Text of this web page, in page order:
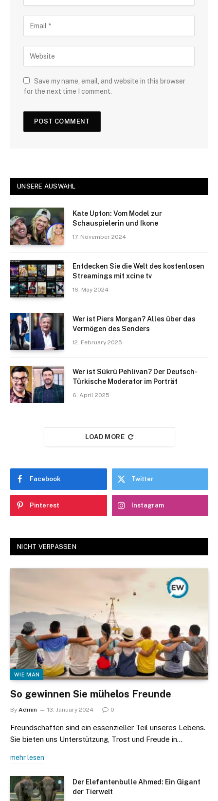
Save my name, email, and website in this browser
for the next time I comment.
UNSERE AUSWAHL
Kate Upton: Vom Model zur
Schauspielerin und Ikone
17. November 2024
Entdecken Sie die Welt des kostenlosen
Streamings mit xcine tv
16. May 2024
Wer ist Piers Morgan? Alles über das
Vermögen des Senders
12. February 2025
Wer ist Sükrü Pehlivan? Der Deutsch-
Türkische Moderator im Porträt
6. April 2025
LOAD MORE
Facebook Twitter
Pinterest Instagram
NICHT VERPASSEN
WIE MAN
So gewinnen Sie mühelos Freunde
By Admin 13. January 2024 0
Freundschaften sind ein essenzieller Teil unseres Lebens.
Sie bieten uns Unterstützung, Trost und Freude in…
mehr lesen
Der Elefantenbulle Ahmed: Ein Gigant
der Tierwelt